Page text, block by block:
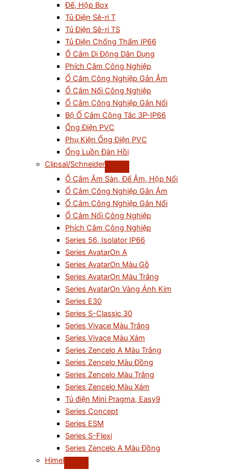
Đế, Hộp Box
Tủ Điện Sê-ri T
Tủ Điện Sê-ri TS
Tủ Điện Chống Thấm IP66
Ổ Cắm Di Động Dân Dụng
Phích Cắm Công Nghiệp
Ổ Cắm Công Nghiệp Gắn Âm
Ổ Cắm Nối Công Nghiệp
Ổ Cắm Công Nghiệp Gắn Nổi
Bộ Ổ Cắm Công Tắc 3P-IP66
Ống Điện PVC
Phụ Kiện Ống Điện PVC
Ống Luồn Đàn Hồi
Clipsal/Schneider
Ổ Cắm Âm Sàn, Đế Âm, Hộp Nổi
Ổ Cắm Công Nghiệp Gắn Âm
Ổ Cắm Công Nghiệp Gắn Nổi
Ổ Cắm Nối Công Nghiệp
Phích Cắm Công Nghiệp
Series 56, Isolator IP66
Series AvatarOn A
Series AvatarOn Màu Gỗ
Series AvatarOn Màu Trắng
Series AvatarOn Vàng Ánh Kim
Series E30
Series S-Classic 30
Series Vivace Màu Trắng
Series Vivace Màu Xám
Series Zencelo A Màu Trắng
Series Zencelo Màu Đồng
Series Zencelo Màu Trắng
Series Zencelo Màu Xám
Tủ điện Mini Pragma, Easy9
Series Concept
Series ESM
Series S-Flexi
Series Zencelo A Màu Đồng
Himel